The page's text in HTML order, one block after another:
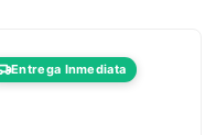
Entrega Inmediata